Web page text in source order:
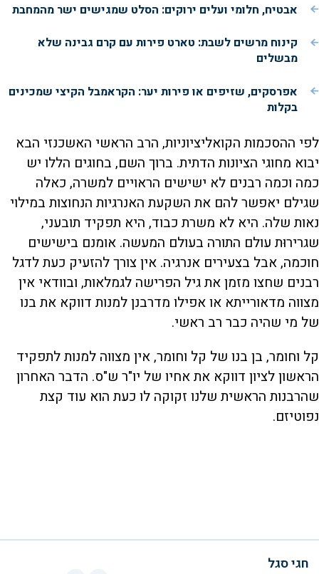
אבטיח, חלומי ועלים ירוקים: הסלט שמגישים ישר מהמחבת
קינוח מרשים לשבת: טארט פירות עם קרם גבינה שלא
מבשלים
אפרסקים, שזיפים או פירות יער: הקראמבל הקיצי שמכינים
בקלות
לפי ההסכמות הקואליציוניות, הרב הראשי האשכנזי הבא
יבוא מחוגי הציונות הדתית. ברוך השם, בחוגים הללו יש
כמה וכמה רבנים לא ישישים הראויים למשרה, כאלה
שגילם יאפשר להם את השקעת האנרגיות הנחוצות במילוי
נאות שלה. היא לא משרת כבוד, היא תפקיד תובעני,
שגרירוּת עולם התורה בעולם המעשה. אומנם בישישים
חוכמה, אבל בצעירים אנרגיה. אין צורך להזעיק כעת לדגל
רבנים שחצו מזמן את גיל הפרישה לגמלאות, ובוודאי אין
מצווה מדאורייתא או אפילו מדרבנן למנות דווקא את בנו
של מי שהיה כבר רב ראשי.
קל וחומר, בן בנו של קל וחומר, אין מצווה למנות לתפקיד
הראשון לציון דווקא את אחיו של יו"ר ש"ס. הדבר האחרון
שהרבנות הראשית שלנו זקוקה לו כעת הוא עוד קצת
נפוטיזם.
חגי סגל